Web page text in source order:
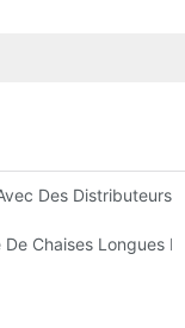
Des Distributeurs
Chaises Longues